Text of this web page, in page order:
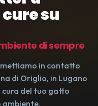
su
di sempre
mettiamo in contatto
di Origlio, in Lugano
cura del tuo gatto
ambiente.